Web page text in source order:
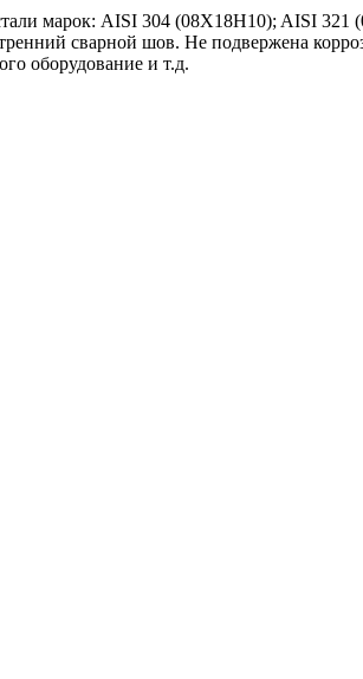
марок: AISI 304 (08Х18Н10); AISI
сварной шов. Не подвержена
оборудование и т.д.